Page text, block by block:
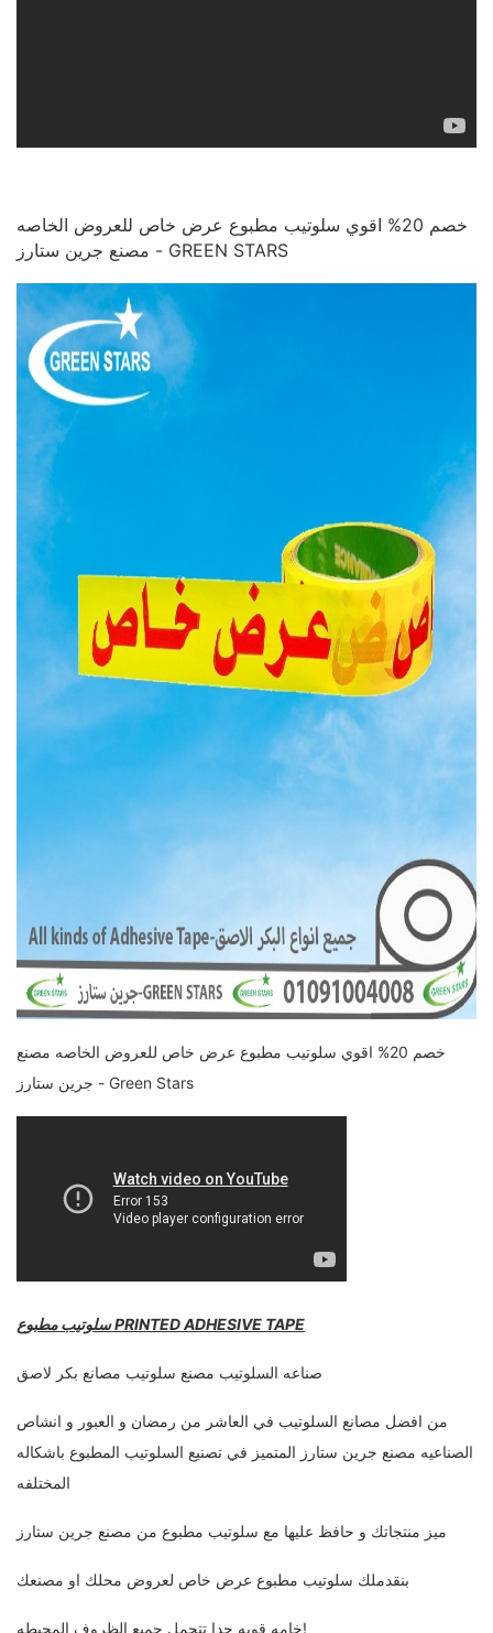
خصم 20% اقوي سلوتيب مطبوع عرض خاص للعروض الخاصه
مصنع جرين ستارز - GREEN STARS
خصم 20% اقوي سلوتيب مطبوع عرض خاص للعروض الخاصه مصنع
جرين ستارز - Green Stars
سلوتيب مطبوع PRINTED ADHESIVE TAPE
صناعه السلوتيب مصنع سلوتيب مصانع بكر لاصق
من افضل مصانع السلوتيب في العاشر من رمضان و العبور و انشاص
الصناعيه مصنع جرين ستارز المتميز في تصنيع السلوتيب المطبوع باشكاله
المختلفه
ميز منتجاتك و حافظ عليها مع سلوتيب مطبوع من مصنع جرين ستارز
بنقدملك سلوتيب مطبوع عرض خاص لعروض محلك او مصنعك
خامه قويه جدا تتحمل جميع الظروف المحيطه!